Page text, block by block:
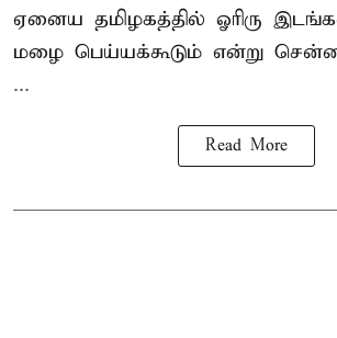
ஏனைய தமிழகத்தில் ஓரிரு
மழை பெய்யக்கூடும் என்று
...
Read More